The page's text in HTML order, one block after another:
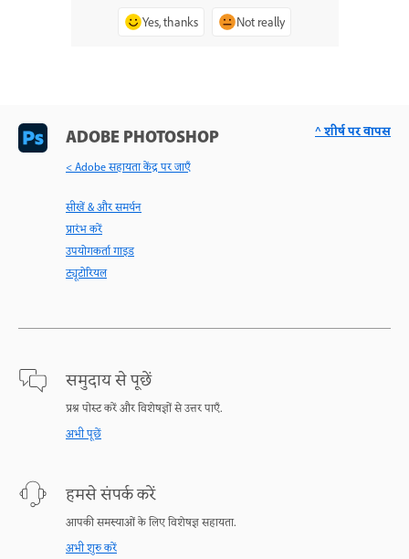
Yes, thanks Not really
ADOBE PHOTOSHOP
< Adobe सहायता केंद्र पर जाएँ
सीखें & और समर्थन
प्रारंभ करें
उपयोगकर्ता गाइड
ट्यूटोरियल
समुदाय से पूछें
प्रश्न पोस्ट करें और विशेषज्ञों से उत्तर पाएँ.
अभी पूछें
हमसे संपर्क करें
आपकी समस्याओं के लिए विशेषज्ञ सहायता.
अभी शुरु करें
^ शीर्ष पर वापस